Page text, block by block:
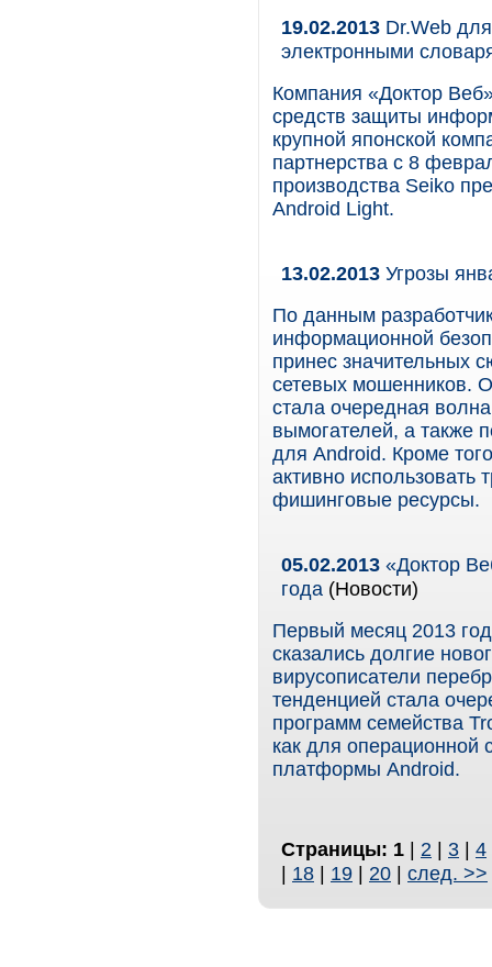
19.02.2013 Dr.Web
электронными
Компания «Доктор
средств защиты
крупной японской
партнерства с 8
производства Seiko
Android Light.
13.02.2013 Угрозы
По данным
информационной
принес значительных
сетевых мошенников.
стала очередная
вымогателей, а также
для Android. Кроме
активно использовать
фишинговые ресурсы.
05.02.2013 «Доктор
года (Новости)
Первый месяц 2013
сказались долгие
вирусописатели
тенденцией стала
программ семейства
как для операционной
платформы Android.
Страницы: 1 | 2 | 3 | 4
| 18 | 19 | 20 | след. >>